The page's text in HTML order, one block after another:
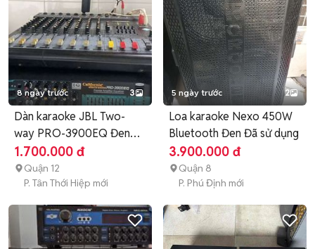
8 ngày trước 3
Dàn karaoke JBL Two-
way PRO-3900EQ Đen
Vàng
1.700.000 đ
Quận 12
P. Tân Thới Hiệp mới
5 ngày trước 2
Loa karaoke Nexo 450W
Bluetooth Đen Đã sử dụng
3.900.000 đ
Quận 8
P. Phú Định mới